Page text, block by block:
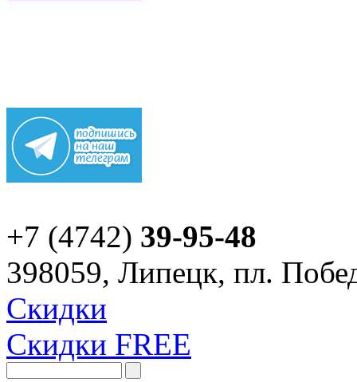
+7 (4742) 39-95-48
398059, Липецк, пл.
Скидки
Скидки FREE